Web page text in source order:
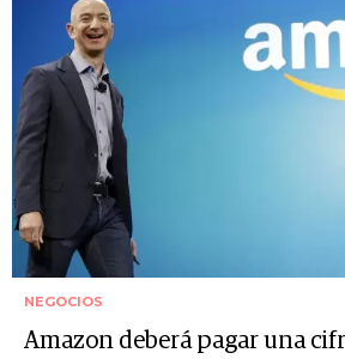
NEGOCIOS
Amazon deberá pagar una